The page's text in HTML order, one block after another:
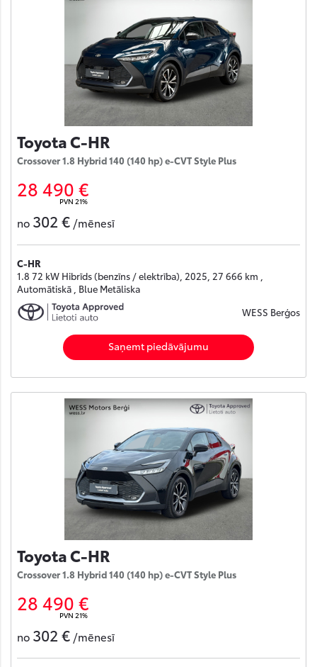
Toyota C-HR
Crossover 1.8 Hybrid 140 (140 hp) e-CVT Style Plus
28 490 €
PVN 21%
no 302 € /mēnesī
C-HR
1.8 72 kW Hibrīds (benzīns / elektrība), 2025, 27 666 km ,
Automātiskā , Blue Metāliska
WESS Berģos
Saņemt piedāvājumu
Toyota C-HR
Crossover 1.8 Hybrid 140 (140 hp) e-CVT Style Plus
28 490 €
PVN 21%
no 302 € /mēnesī